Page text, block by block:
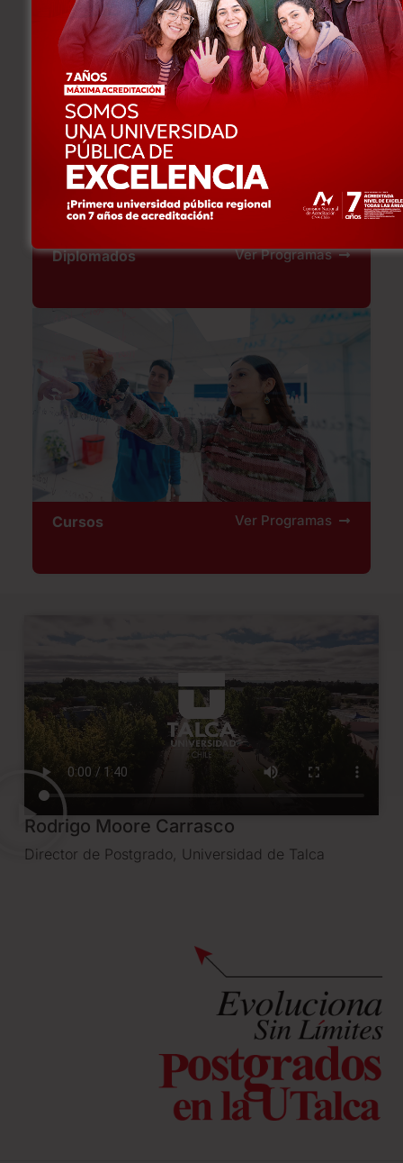
Odontológicas
Diplomados Ver Programas
Cursos Ver Programas
Rodrigo Moore Carrasco
Director de Postgrado, Universidad de Talca